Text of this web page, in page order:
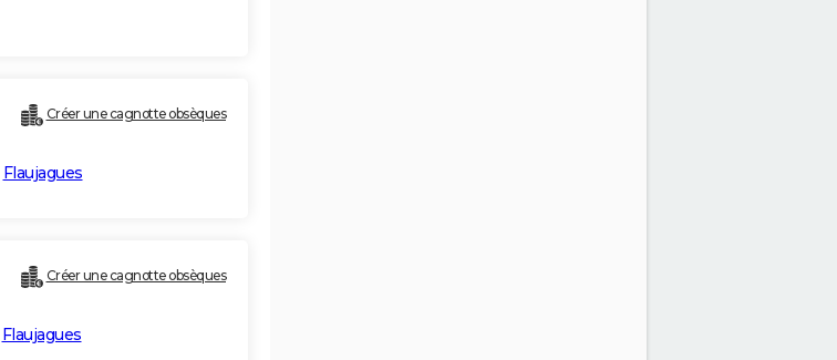
Créer une cagnotte obsèques
Flaujagues
Créer une cagnotte obsèques
Flaujagues